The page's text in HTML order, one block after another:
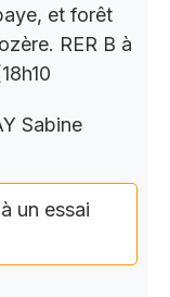
et forêt
RER B à
Sabine
un essai